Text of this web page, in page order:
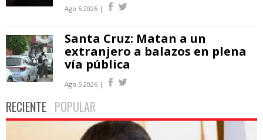
Ago 5 2026 |
Santa Cruz: Matan a un
extranjero a balazos en plena
vía pública
Ago 5 2026 |
RECIENTE POPULAR